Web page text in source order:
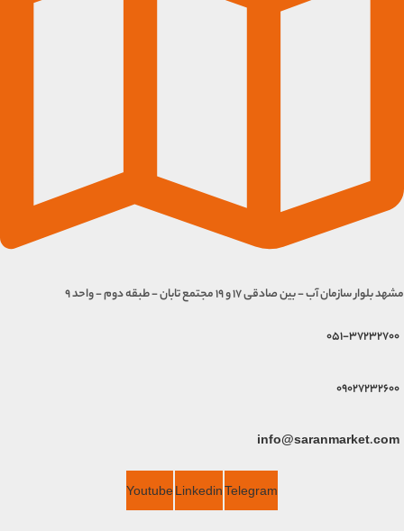
مشهد بلوار سازمان آب - بین صادقی 17 و 19 مجتمع تابان - طبقه دوم - واحد 9
051-37232700
09027232600
info@saranmarket.com
Telegram
Linkedin
Youtube